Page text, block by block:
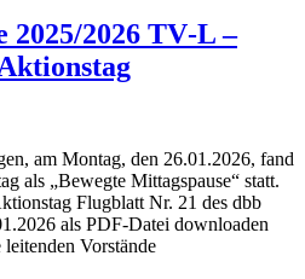
2026 TV‑L –
am Montag, den 26.01.2026, fand
als „Bewegte Mittags­pause“ statt.
Flug­blatt Nr. 21 des dbb
als PDF-Datei down­loaden
Vorstände